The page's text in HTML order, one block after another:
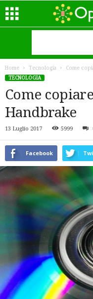
Home Tecnologia
Come
TECNOLOGIA
Come
Handbrake
13 Luglio 2017 5999
Facebook